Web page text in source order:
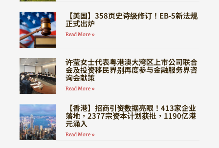
【美国】358页史诗级修订！EB-5新法规
正式出炉
Read More »
许莹女士代表粤港澳大湾区上市公司联合
会及投资移民界别再度参与金融服务界咨
询会献策
Read More »
【香港】招商引资数据亮眼！413家企业
落地，2377宗资本计划获批，1190亿港
元涌入
Read More »